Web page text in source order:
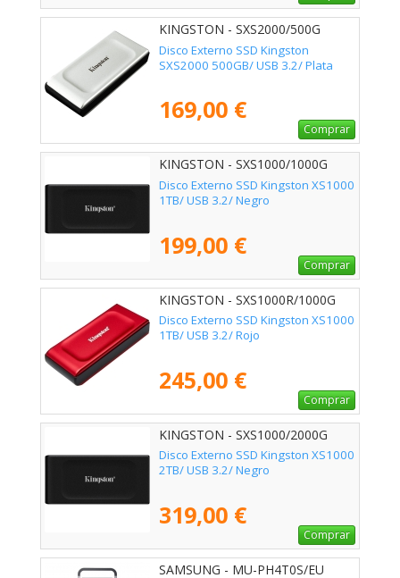
KINGSTON - SXS2000/500G
Disco Externo SSD Kingston
SXS2000 500GB/ USB 3.2/ Plata
169,00 €
Comprar
KINGSTON - SXS1000/1000G
Disco Externo SSD Kingston XS1000
1TB/ USB 3.2/ Negro
199,00 €
Comprar
KINGSTON - SXS1000R/1000G
Disco Externo SSD Kingston XS1000
1TB/ USB 3.2/ Rojo
245,00 €
Comprar
KINGSTON - SXS1000/2000G
Disco Externo SSD Kingston XS1000
2TB/ USB 3.2/ Negro
319,00 €
Comprar
SAMSUNG - MU-PH4T0S/EU